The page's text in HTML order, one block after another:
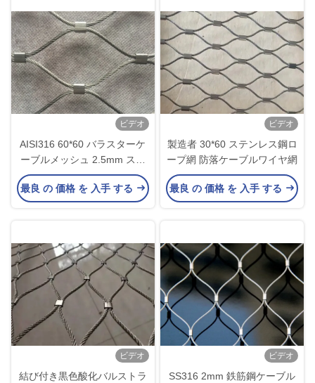
ビデオ
AISI316 60*60 バラスターケ
ーブルメッシュ 2.5mm ステ
ンレス鋼ケーブルメッシュ 工
場
最良 の 価格 を 入手 する
ビデオ
製造者 30*60 ステンレス鋼ロ
ープ網 防落ケーブルワイヤ網
最良 の 価格 を 入手 する
ビデオ
結び付き黒色酸化バルストラ
ビデオ
SS316 2mm 鉄筋鋼ケーブル